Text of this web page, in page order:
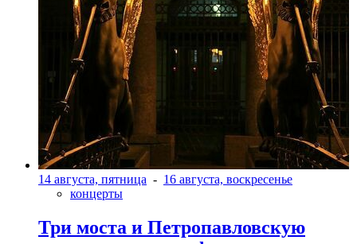
14 августа, пятница - 16 августа, воскресенье
концерты
Три моста и Петропавловскую